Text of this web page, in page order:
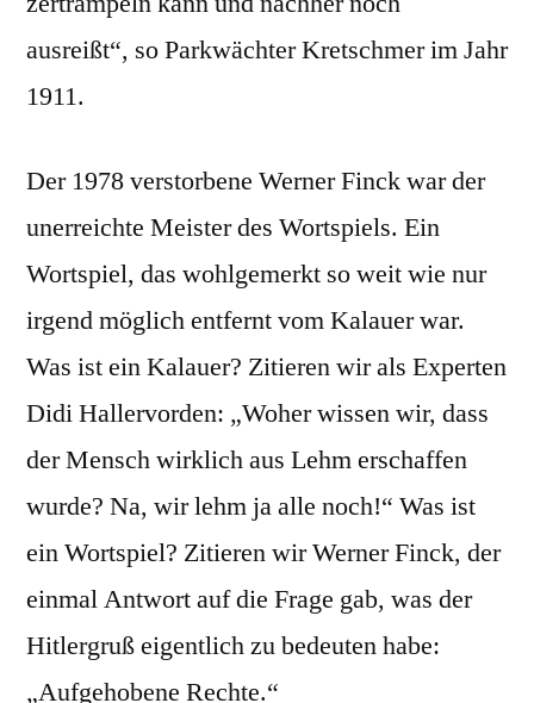
ausreißt“, so Parkwächter Kretschmer im Jahr
1911.
Der 1978 verstorbene Werner Finck war der
unerreichte Meister des Wortspiels. Ein
Wortspiel, das wohlgemerkt so weit wie nur
irgend möglich entfernt vom Kalauer war.
Was ist ein Kalauer? Zitieren wir als Experten
Didi Hallervorden: „Woher wissen wir, dass
der Mensch wirklich aus Lehm erschaffen
wurde? Na, wir lehm ja alle noch!“ Was ist
ein Wortspiel? Zitieren wir Werner Finck, der
einmal Antwort auf die Frage gab, was der
Hitlergruß eigentlich zu bedeuten habe:
„Aufgehobene Rechte.“